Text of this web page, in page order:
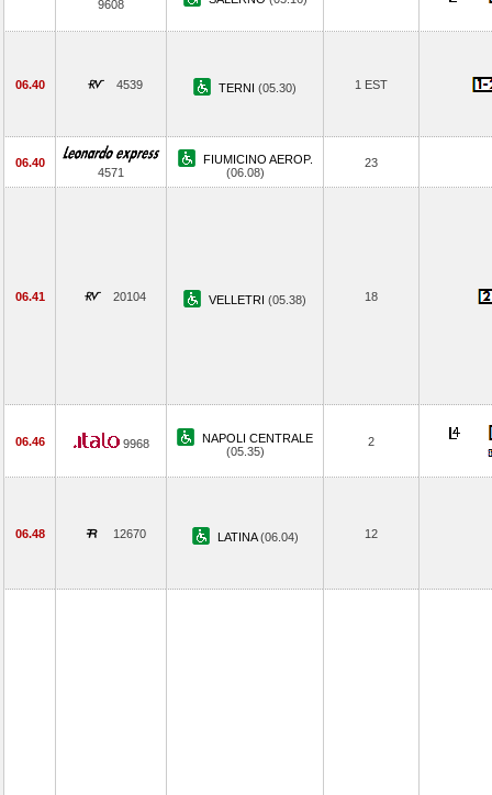
9608
06.40 4539 TERNI (05.30) 1 EST
06.40
4571
FIUMICINO AEROP.
(06.08)
23
06.41 20104 VELLETRI (05.38) 18
06.46 9968
NAPOLI CENTRALE
(05.35)
2
06.48 12670 LATINA(06.04) 12